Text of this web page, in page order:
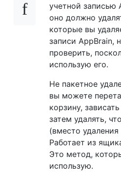
учетной записью
оно должно
которые вы
записи AppBrain,
проверить,
использую его.
Не пакетное
вы можете
корзину,
затем удалять,
(вместо
Работает из
Это метод,
использую.